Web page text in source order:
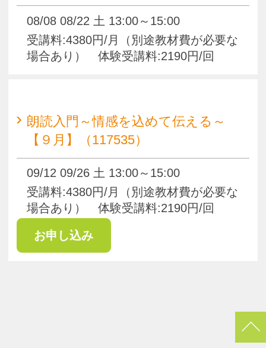
受講料:4380円/月（別途教材費が必要な
場合あり） 体験受講料:2190円/回
pagetop
お知らせ
くらしときめきアカデミー入会規約
会社概要
特商法 お問い合わせ
サイトマップ
Copyright(c) ACADEMY SALAENERGY
All Rights Reserved.